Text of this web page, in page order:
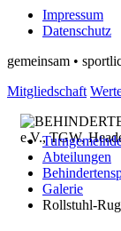
Impressum
Datenschutz
gemeinsam •
Mitgliedschaft
Abteilungen
Galerie
Rollstuhl-